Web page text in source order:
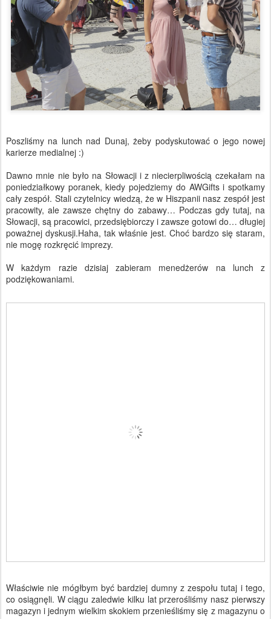
Poszliśmy na lunch nad Dunaj, żeby podyskutować o jego nowej
karierze medialnej :)
Dawno mnie nie było na Słowacji i z niecierpliwością czekałam na
poniedziałkowy poranek, kiedy pojedziemy do AWGifts i spotkamy
cały zespół. Stali czytelnicy wiedzą, że w Hiszpanii nasz zespół jest
pracowity, ale zawsze chętny do zabawy… Podczas gdy tutaj, na
Słowacji, są pracowici, przedsiębiorczy i zawsze gotowi do… długiej
poważnej dyskusji.Haha, tak właśnie jest. Choć bardzo się staram,
nie mogę rozkręcić imprezy.
W każdym razie dzisiaj zabieram menedżerów na lunch z
podziękowaniami.
Właściwie nie mógłbym być bardziej dumny z zespołu tutaj i tego,
co osiągnęli. W ciągu zaledwie kilku lat przerośliśmy nasz pierwszy
magazyn i jednym wielkim skokiem przenieśliśmy się z magazynu o